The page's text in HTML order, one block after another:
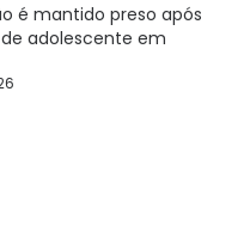
é mantido preso após
adolescente em